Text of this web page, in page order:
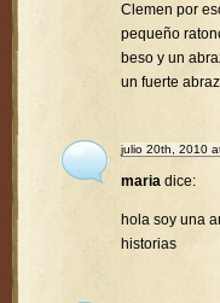
Clemen por
pequeño
beso y un
un fuerte
julio 20th, 2010
maria dice:
hola soy una
historias